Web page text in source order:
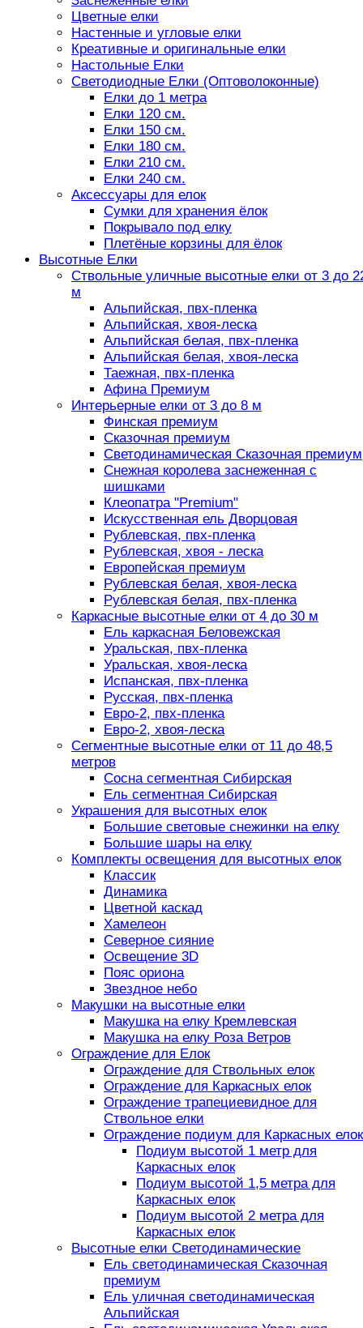
Цветные елки
Настенные и угловые елки
Креативные и оригинальные елки
Настольные Елки
Светодиодные Елки (Оптоволоконные)
Елки до 1 метра
Елки 120 см.
Елки 150 см.
Елки 180 см.
Елки 210 см.
Елки 240 см.
Аксессуары для елок
Сумки для хранения ёлок
Покрывало под елку
Плетёные корзины для ёлок
Высотные Елки
Ствольные уличные высотные елки от 3 до
м
Альпийская, пвх-пленка
Альпийская, хвоя-леска
Альпийская белая, пвх-пленка
Альпийская белая, хвоя-леска
Таежная, пвх-пленка
Афина Премиум
Интерьерные елки от 3 до 8 м
Финская премиум
Сказочная премиум
Светодинамическая Сказочная премиум
Снежная королева заснеженная с
шишками
Клеопатра "Premium"
Искусственная ель Дворцовая
Рублевская, пвх-пленка
Рублевская, хвоя - леска
Европейская премиум
Рублевская белая, хвоя-леска
Рублевская белая, пвх-пленка
Каркасные высотные елки от 4 до 30 м
Ель каркасная Беловежская
Уральская, пвх-пленка
Уральская, хвоя-леска
Испанская, пвх-пленка
Русская, пвх-пленка
Евро-2, пвх-пленка
Евро-2, хвоя-леска
Сегментные высотные елки от 11 до 48,5
метров
Сосна сегментная Сибирская
Ель сегментная Сибирская
Украшения для высотных елок
Большие световые снежинки на елку
Большие шары на елку
Комплекты освещения для высотных елок
Классик
Динамика
Цветной каскад
Хамелеон
Северное сияние
Освещение 3D
Пояс ориона
Звездное небо
Макушки на высотные елки
Макушка на елку Кремлевская
Макушка на елку Роза Ветров
Ограждение для Елок
Ограждение для Ствольных елок
Ограждение для Каркасных елок
Ограждение трапециевидное для
Ствольное елки
Ограждение подиум для Каркасных елок
Подиум высотой 1 метр для
Каркасных елок
Подиум высотой 1,5 метра для
Каркасных елок
Подиум высотой 2 метра для
Каркасных елок
Высотные елки Светодинамические
Ель светодинамическая Сказочная
премиум
Ель уличная светодинамическая
Альпийская